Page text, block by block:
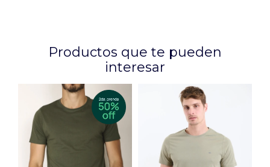
Productos que te pueden
interesar